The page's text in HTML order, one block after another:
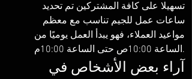
‏‪‏‪‏‪‏‏تسهيلا على كافة المشتركين تم تحديد
ساعات عمل للجيم تناسب مع معظم
مواعيد العملاء، فهو يبدأ العمل يوميًا من
الساعة 10:00ص حتى الساعة 10:00م.
آراء بعض الأشخاص في